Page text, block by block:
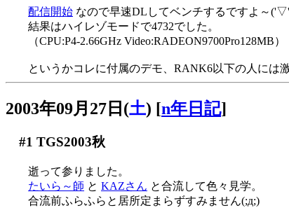
配信開始 なので早速DLしてベンチするですよ～
結果はハイレゾモードで4732でした。
（CPU:P4-2.66GHz Video:RADEON9700Pro128MB）
というかコレに付属のデモ、RANK6以下の人には
2003年09月27日(土) [n年日記]
#1 TGS2003秋
逝って参りました。
たいら～師 と KAZさん と合流して色々見学。
合流前ふらふらと居所定まらずすみません(;д;)